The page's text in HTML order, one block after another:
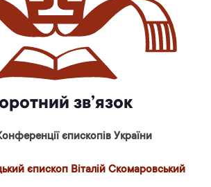
зв’язок
єпископів України
єпископ Віталій Скомаровський